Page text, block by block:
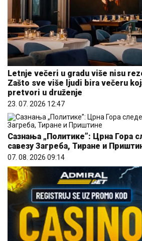
Letnje večeri u gradu više nisu
Zašto sve više ljudi bira večeru
pretvori u druženje
23. 07. 2026 12:47
Сазнања „Политике”: Црна Гора
савезу Загреба, Тиране и
07. 08. 2026 09:14